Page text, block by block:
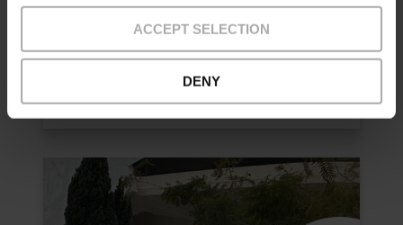
ACCEPT SELECTION
DENY
y Entrada al Oceanogràfic
4.9 - 510 opiniones
Desde73,05 € 65,75 €